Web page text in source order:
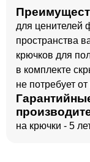
для ценителей
пространства
крючков для
в комплекте
не потребует
на крючки - 5